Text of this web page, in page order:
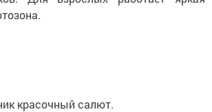
красочный салют.